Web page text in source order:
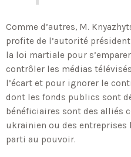
Comme d’autres, M.
profite de l’autorité
la loi martiale pour
contrôler les médias
l’écart et pour ignorer le
dont les fonds publics sont
bénéficiaires sont des alliés
ukrainien ou des entreprises
parti au pouvoir.